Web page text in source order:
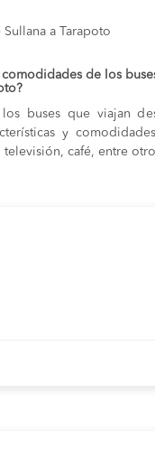
Sullana a Tarapoto
comodidades de los
los buses que viajan
y
café, entre